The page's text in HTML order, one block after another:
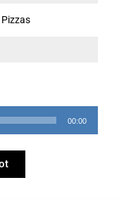
Pizzas
00:00